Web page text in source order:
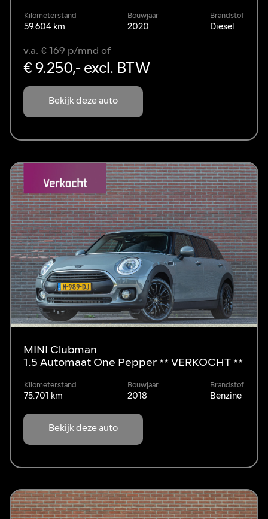
Kilometerstand
59.604 km
Bouwjaar
2020
Brandstof
Diesel
Bekijk deze auto
v.a. € 169 p/mnd of
€ 9.250,- excl. BTW
MINI Clubman
1.5 Automaat One Pepper ** VERKOCHT **
Kilometerstand
75.701 km
Bouwjaar
2018
Brandstof
Benzine
Bekijk deze auto